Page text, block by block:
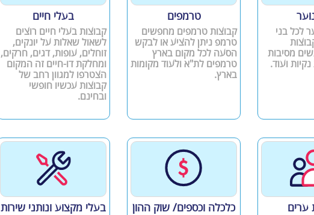
לכל בני
מסיבות
ועוד.
טרמפים
קבוצות טרמפים מחפשים
טרמפ ניתן להציע או לבקש
הסעה לכל מקום בארץ
טרמפים לת"א ולעוד מקומות
בארץ.
בעלי חיים
קבוצות בעלי חיים רוצים
לשאול שאלות על יונקים,
זוחלים, עופות, דגים, חרקים,
ומחלקת דו-חיים זה המקום
הצטרפו למגוון רחב של
קבוצות עכשיו חופשי
ובחינם.
ערים כלכלה וכספים/ שוק ההון בעלי מקצוע ונותני שירות